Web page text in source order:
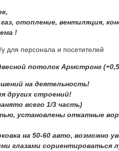
отопление, вентиляция,
!
для персонала и посетителей
потолок Армстронг
на деятельность!
других строений!
всего 1/3 часть)
установлены откатные
на 50-60 авто, возможно
глазами сориентироваться